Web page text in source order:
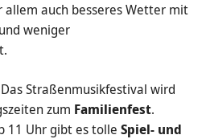
allem auch besseres Wetter mit
weniger
Straßenmusikfestival wird
zum Familienfest.
11 Uhr gibt es tolle Spiel- und